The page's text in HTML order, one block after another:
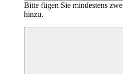
Bitte fügen Sie mindestens
hinzu.